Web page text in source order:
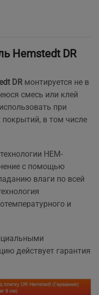
Hemstedt DR
DR монтируется не в
смесь или клей
при
в том числе
HEM-
с помощью
влаги по всей
и
действует гарантия